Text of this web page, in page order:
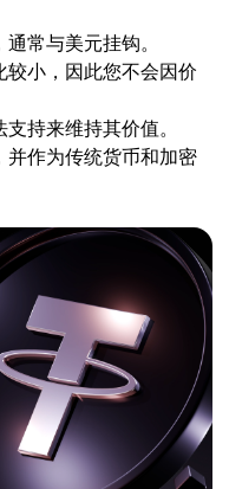
常与美元挂钩。
较小，因此您不会因价
持来维持其价值。
并作为传统货币和加密